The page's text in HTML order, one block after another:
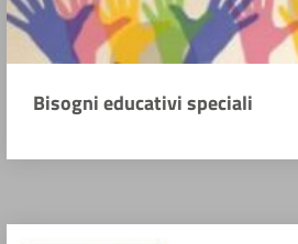
Bisogni educativi speciali